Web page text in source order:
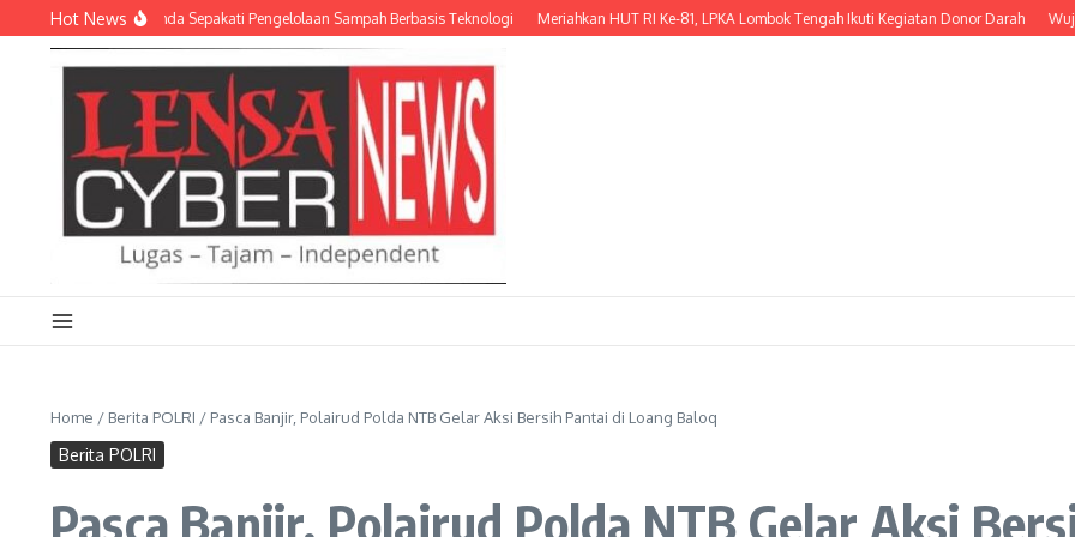
Lewati ke konten
Hot News
dan Empat Pemda Sepakati Pengelolaan Sampah Berbasis Teknologi Meriahkan HUT RI Ke-81, LPKA Lombok Tengah Ikuti Kegiatan Donor Darah Wujud
Home / Berita POLRI / Pasca Banjir, Polairud Polda NTB Gelar Aksi Bersih Pantai di Loang Baloq
Berita POLRI
Pasca Banjir, Polairud Polda NTB Gelar Aksi